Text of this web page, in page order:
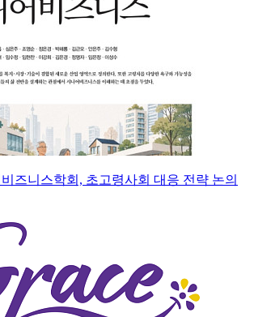
즈니스학회, 초고령사회 대응 전략 논의